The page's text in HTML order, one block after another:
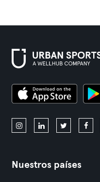
Nuestros países